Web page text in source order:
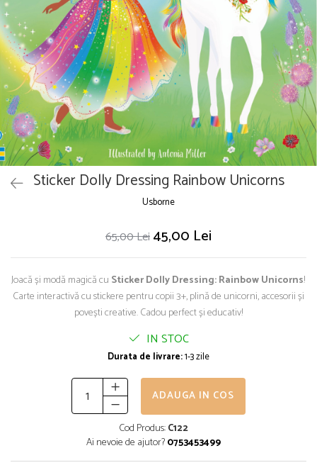
Puzzle
Seturi carti Usborne
Sticker Dolly Dressing Rainbow Unicorns
Usborne
65,00 Lei45,00 Lei
Joacă și modă magică cu Sticker Dolly Dressing: Rainbow Unicorns!
Carte interactivă cu stickere pentru copii 3+, plină de unicorni, accesorii și
povești creative. Cadou perfect și educativ!
IN STOC
Durata de livrare:1-3 zile
ADAUGA IN COS
Cod Produs:C122
Ai nevoie de ajutor?0753453499